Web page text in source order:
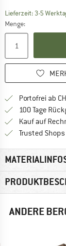
Lieferzeit: 3-5
Menge:
Portofrei ab
100 Tage
Kauf auf
Trusted
ANDERE